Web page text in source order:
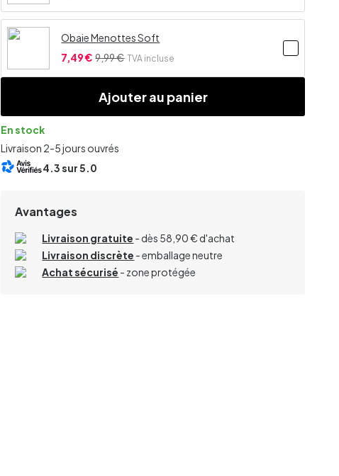
Obaie Menottes Soft
7,49 € 9,99 € TVA incluse
Ajouter au panier
En stock
Livraison 2-5 jours ouvrés
4.3sur 5.0
Avantages
Livraison gratuite - dès 58,90 € d'achat
Livraison discrète - emballage neutre
Achat sécurisé - zone protégée